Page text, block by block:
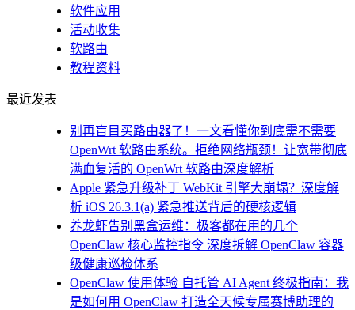
软件应用
活动收集
软路由
教程资料
最近发表
别再盲目买路由器了！一文看懂你到底需不需要
OpenWrt 软路由系统。拒绝网络瓶颈！让宽带彻底
满血复活的 OpenWrt 软路由深度解析
Apple 紧急升级补丁 WebKit 引擎大崩塌？深度解
析 iOS 26.3.1(a) 紧急推送背后的硬核逻辑
养龙虾告别黑盒运维：极客都在用的几个
OpenClaw 核心监控指令 深度拆解 OpenClaw 容器
级健康巡检体系
OpenClaw 使用体验 自托管 AI Agent 终极指南：我
是如何用 OpenClaw 打造全天候专属赛博助理的